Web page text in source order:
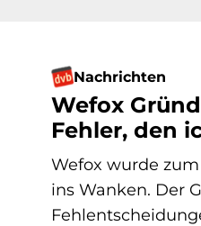
Nachrichten
Wefox
Fehler, den
Wefox wurde
ins Wanken. Der